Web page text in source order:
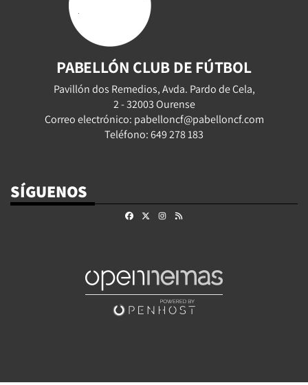
PABELLÓN CLUB DE FÚTBOL
Pavillón dos Remedios, Avda. Pardo de Cela,
2 - 32003 Ourense
Correo electrónico: pabelloncf@pabelloncf.com
Teléfono: 649 278 183
SÍGUENOS
FacebookInstagram